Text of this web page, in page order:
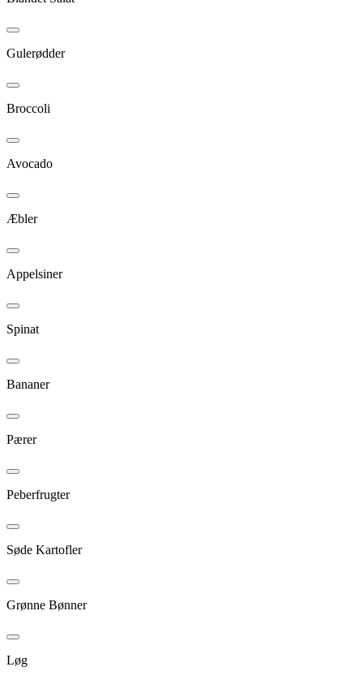
Gulerødder
Broccoli
Avocado
Æbler
Appelsiner
Spinat
Bananer
Pærer
Peberfrugter
Søde Kartofler
Grønne Bønner
Løg